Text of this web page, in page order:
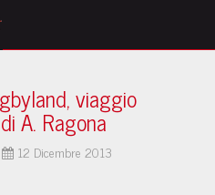
viaggio
A. Ragona
12 Dicembre 2013